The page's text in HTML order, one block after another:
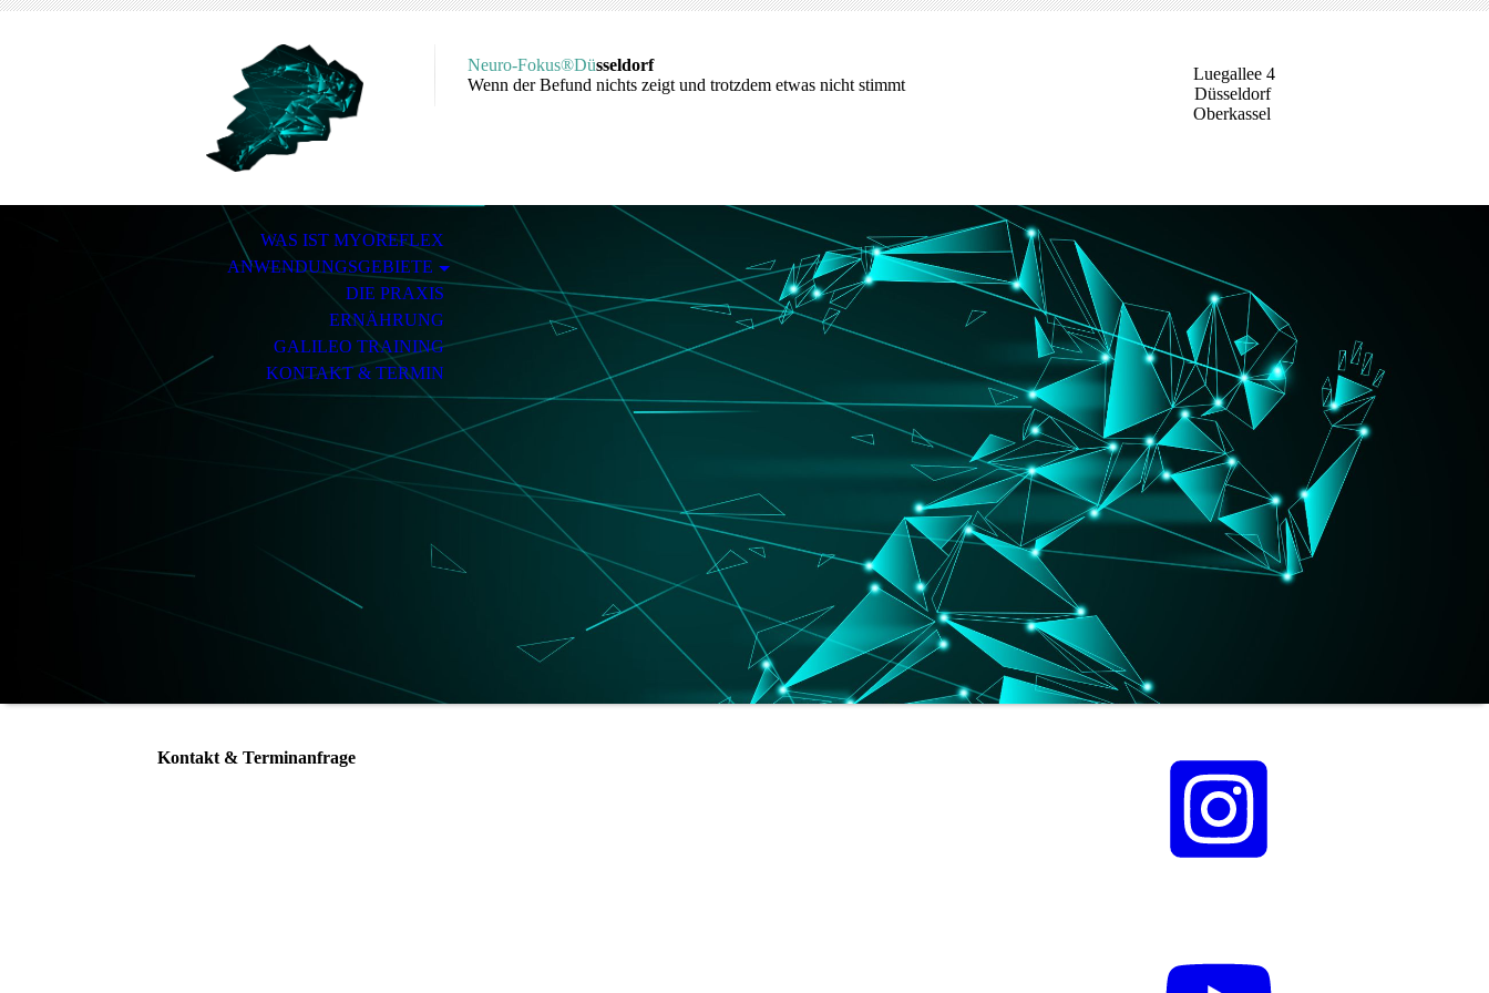
Neuro-Fokus®Düsseldorf
Wenn der Befund nichts zeigt und trotzdem etwas nicht stimmt
Luegallee 4
Düsseldorf
Oberkassel
WAS IST MYOREFLEX
ANWENDUNGSGEBIETE
DIE PRAXIS
ERNÄHRUNG
GALILEO TRAINING
KONTAKT & TERMIN
Kontakt & Terminanfrage